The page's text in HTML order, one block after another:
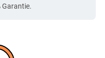
Garantie.